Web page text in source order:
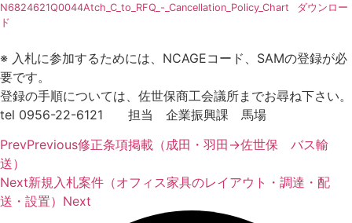
N6824621Q0044Atch_C_to_RFQ_-_Cancellation_Policy_Chart
ダウンロー
ド
※ 入札に参加するためには、NCAGEコード、SAMの登録が必
要です。
登録の手順については、佐世保商工会議所までお尋ね下さい。
tel 0956-22-6121 担当 企業振興課 馬場
PrevPrevious修正条項掲載（成田・羽田→佐世保 バス輸
送）
Next新規入札案件（オフィス家具のレイアウト・調達・配
送・設置） Next